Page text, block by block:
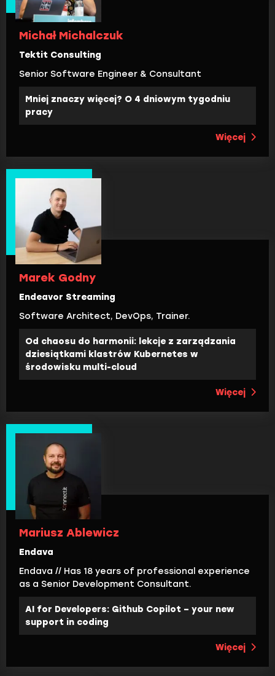
Michał Michalczuk
Tektit Consulting
Senior Software Engineer & Consultant
Mniej znaczy więcej? O 4 dniowym tygodniu
pracy
Więcej
Marek Godny
Endeavor Streaming
Software Architect, DevOps, Trainer.
Od chaosu do harmonii: lekcje z zarządzania
dziesiątkami klastrów Kubernetes w
środowisku multi-cloud
Więcej
Mariusz Ablewicz
Endava
Endava // Has 18 years of professional experience
as a Senior Development Consultant.
AI for Developers: Github Copilot – your new
support in coding
Więcej